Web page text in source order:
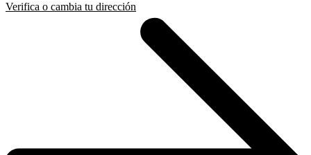
Verifica o cambia tu dirección